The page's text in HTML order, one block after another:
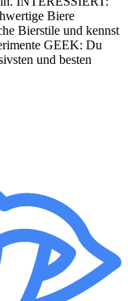
Biere
Bierstile und kennst
GEEK: Du
und besten